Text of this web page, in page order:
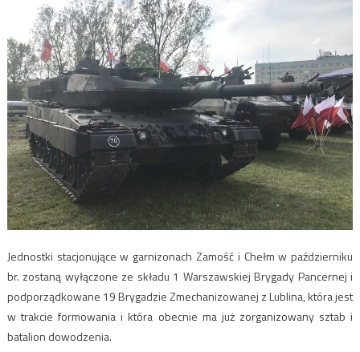
Jednostki stacjonujące w garnizonach Zamość i Chełm w październiku
br. zostaną wyłączone ze składu 1 Warszawskiej Brygady Pancernej i
podporządkowane 19 Brygadzie Zmechanizowanej z Lublina, która jest
w trakcie formowania i która obecnie ma już zorganizowany sztab i
batalion dowodzenia.